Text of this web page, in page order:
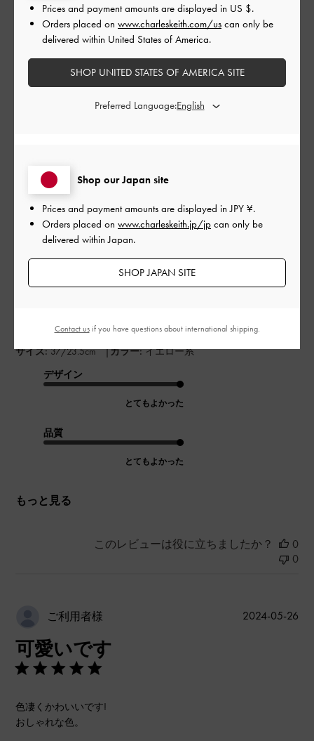
とてもよかった
とてもよかった
ご利用者様
buiさんのレビュー
サイズ: 37/23.5cm |カラー: イエロー系
デザイン
とてもよかった
品質
とてもよかった
もっと見る
2024-07-01
このレビューは役に立ちましたか？
0
0
ご利用者様
可愛いです
色凄くかわいいです!
おしゃれな色。
公
2024-05-26
Shop our Japan site
Prices and payment amounts are displayed inJPY ¥.
Orders placed on www.charleskeith.jp/jp can only be
delivered within Japan.
SHOP JAPAN SITE
Prices and payment amounts are displayed in US $.
Orders placed on www.charleskeith.com/us can only be
delivered within United States of America.
SHOP UNITED STATES OF AMERICA SITE
Preferred Language:
Contact usif you have questions about international shipping.